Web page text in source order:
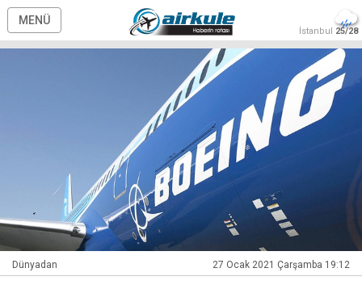
MENÜ
İstanbul 25/28
Dünyadan 27 Ocak 2021 Çarşamba 19:12